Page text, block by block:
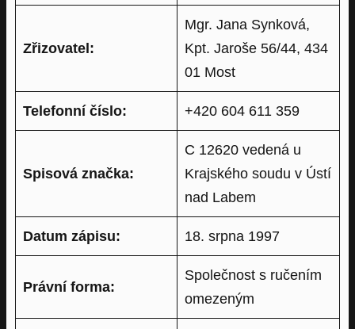
Zřizovatel:
Mgr. Jana Synková,
Kpt. Jaroše 56/44, 434
01 Most
Telefonní číslo: +420 604 611 359
Spisová značka:
C 12620 vedená u
Krajského soudu v Ústí
nad Labem
Datum zápisu: 18. srpna 1997
Právní forma:
Společnost s ručením
omezeným